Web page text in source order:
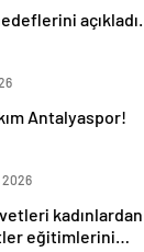
açıkladı.
Antalyaspor!
2026
kadınlardan
eğitimlerini